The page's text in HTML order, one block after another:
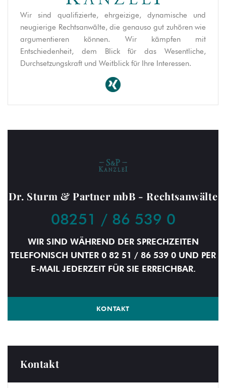
Wir sind qualifizierte, ehrgeizige, dynamische und
neugierige Rechtsanwälte, die genauso gut zuhören wie
argumentieren können. Wir kämpfen mit
Entschiedenheit, dem Blick für das Wesentliche,
Durchsetzungskraft und Weitblick für Ihre Interessen.
Dr. Sturm & Partner mbB - Rechtsanwälte
08251 / 86 539 0
WIR SIND WÄHREND DER SPRECHZEITEN
TELEFONISCH UNTER 0 82 51 / 86 539 0 UND PER
E-MAIL JEDERZEIT FÜR SIE ERREICHBAR.
KONTAKT
Kontakt